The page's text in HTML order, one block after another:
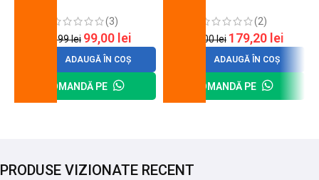
(3)
120,99lei 99,00 lei
ADAUGĂ ÎN COȘ
COMANDĂ PE
(2)
200,00lei 179,20 lei
ADAUGĂ ÎN COȘ
COMANDĂ PE
PRODUSE VIZIONATE RECENT